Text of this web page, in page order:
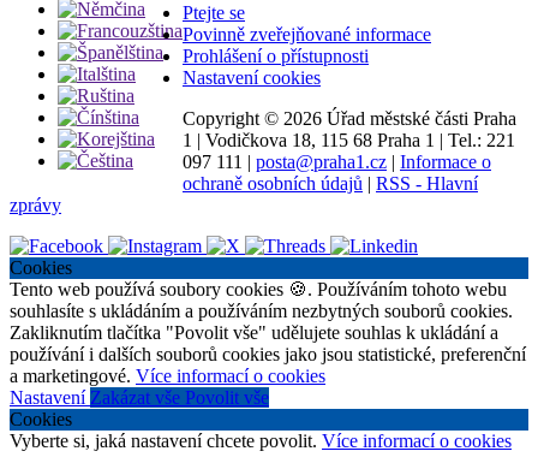
Ptejte se
Povinně zveřejňované informace
Prohlášení o přístupnosti
Nastavení cookies
Copyright © 2026 Úřad městské části Praha
1 | Vodičkova 18, 115 68 Praha 1 | Tel.: 221
097 111 | posta@praha1.cz | Informace o
ochraně osobních údajů | RSS - Hlavní
zprávy
Cookies
Tento web používá soubory cookies 🍪. Používáním tohoto webu
souhlasíte s ukládáním a používáním nezbytných souborů cookies.
Zakliknutím tlačítka "Povolit vše" udělujete souhlas k ukládání a
používání i dalších souborů cookies jako jsou statistické, preferenční
a marketingové. Více informací o cookies
Nastavení Zakázat vše Povolit vše
Cookies
Vyberte si, jaká nastavení chcete povolit. Více informací o cookies